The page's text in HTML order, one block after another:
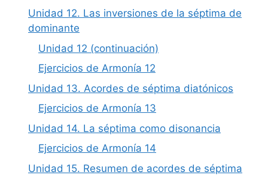
Unidad 12. Las inversiones de la séptima de
dominante
Unidad 12 (continuación)
Ejercicios de Armonía 12
Unidad 13. Acordes de séptima diatónicos
Ejercicios de Armonía 13
Unidad 14. La séptima como disonancia
Ejercicios de Armonía 14
Unidad 15. Resumen de acordes de séptima